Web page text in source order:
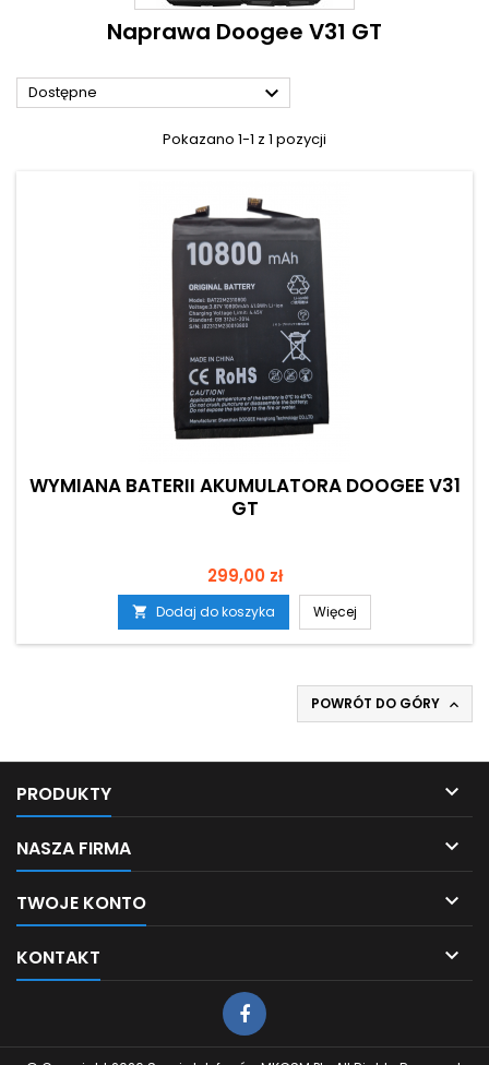
Naprawa Doogee V31 GT
Dostępne 
Pokazano 1-1 z 1 pozycji
WYMIANA BATERII AKUMULATORA DOOGEE V31
GT
Cena
299,00 zł
 Dodaj do koszyka Więcej
POWRÓT DO GÓRY 
PRODUKTY 
NASZA FIRMA 
TWOJE KONTO 
KONTAKT 